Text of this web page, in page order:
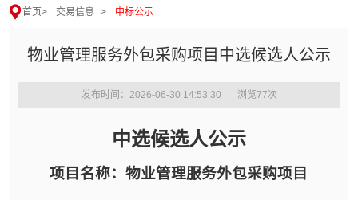
首页> 交易信息 > 中标公示
物业管理服务外包采购项目中选候选人公示
发布时间：2026-06-30 14:53:30 浏览77次
中选候选人公示
项目名称：物业管理服务外包采购项目